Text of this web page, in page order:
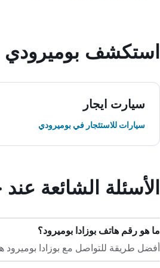
استكشف بوميرودي
سيارت ايجار
سيارات للاستئجار في بوميرودي
الأسئلة الشائعة
ما هو رقم هاتف بوزادا بوميرود؟
أفضل طريقة للتواصل مع بوزادا بوميرود هي بالاتصال